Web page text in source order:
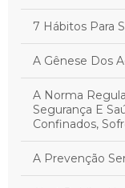
7 Hábitos Para
A Gênese Dos
A Norma
Segurança E
Confinados,
A Prevenção